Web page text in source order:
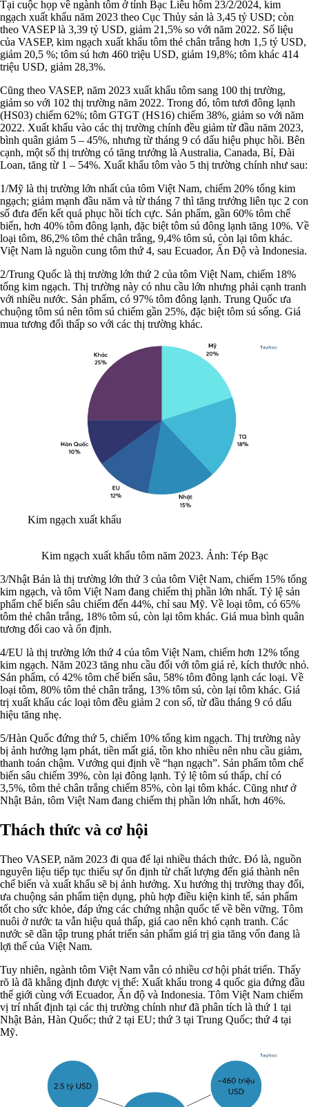
Tại cuộc họp về ngành tôm ở tỉnh Bạc Liêu hôm 23/2/2024, kim
ngạch xuất khẩu năm 2023 theo Cục Thủy sản là 3,45 tỷ USD; còn
theo VASEP là 3,39 tỷ USD, giảm 21,5% so với năm 2022. Số liệu
của VASEP, kim ngạch xuất khẩu tôm thẻ chân trắng hơn 1,5 tỷ USD,
giảm 20,5 %; tôm sú hơn 460 triệu USD, giảm 19,8%; tôm khác 414
triệu USD, giảm 28,3%.
Cũng theo VASEP, năm 2023 xuất khẩu tôm sang 100 thị trường,
giảm so với 102 thị trường năm 2022. Trong đó, tôm tươi đông lạnh
(HS03) chiếm 62%; tôm GTGT (HS16) chiếm 38%, giảm so với năm
2022. Xuất khẩu vào các thị trường chính đều giảm từ đầu năm 2023,
bình quân giảm 5 – 45%, nhưng từ tháng 9 có dấu hiệu phục hồi. Bên
cạnh, một số thị trường có tăng trưởng là Australia, Canada, Bỉ, Đài
Loan, tăng từ 1 – 54%. Xuất khẩu tôm vào 5 thị trường chính như sau:
1/Mỹ là thị trường lớn nhất của tôm Việt Nam, chiếm 20% tổng kim
ngạch; giảm mạnh đầu năm và từ tháng 7 thì tăng trưởng liên tục 2 con
số đưa đến kết quả phục hồi tích cực. Sản phẩm, gần 60% tôm chế
biến, hơn 40% tôm đông lạnh, đặc biệt tôm sú đông lạnh tăng 10%. Về
loại tôm, 86,2% tôm thẻ chân trắng, 9,4% tôm sú, còn lại tôm khác.
Việt Nam là nguồn cung tôm thứ 4, sau Ecuador, Ấn Độ và Indonesia.
2/Trung Quốc là thị trường lớn thứ 2 của tôm Việt Nam, chiếm 18%
tổng kim ngạch. Thị trường này có nhu cầu lớn nhưng phải cạnh tranh
với nhiều nước. Sản phẩm, có 97% tôm đông lạnh. Trung Quốc ưa
chuộng tôm sú nên tôm sú chiếm gần 25%, đặc biệt tôm sú sống. Giá
mua tương đối thấp so với các thị trường khác.
Kim ngạch xuất khẩu
Kim ngạch xuất khẩu tôm năm 2023. Ảnh: Tép Bạc
3/Nhật Bản là thị trường lớn thứ 3 của tôm Việt Nam, chiếm 15% tổng
kim ngạch, và tôm Việt Nam đang chiếm thị phần lớn nhất. Tỷ lệ sản
phẩm chế biến sâu chiếm đến 44%, chỉ sau Mỹ. Về loại tôm, có 65%
tôm thẻ chân trắng, 18% tôm sú, còn lại tôm khác. Giá mua bình quân
tương đối cao và ổn định.
4/EU là thị trường lớn thứ 4 của tôm Việt Nam, chiếm hơn 12% tổng
kim ngạch. Năm 2023 tăng nhu cầu đối với tôm giá rẻ, kích thước nhỏ.
Sản phẩm, có 42% tôm chế biến sâu, 58% tôm đông lạnh các loại. Về
loại tôm, 80% tôm thẻ chân trắng, 13% tôm sú, còn lại tôm khác. Giá
trị xuất khẩu các loại tôm đều giảm 2 con số, từ đầu tháng 9 có dấu
hiệu tăng nhẹ.
5/Hàn Quốc đứng thứ 5, chiếm 10% tổng kim ngạch. Thị trường này
bị ảnh hưởng lạm phát, tiền mất giá, tồn kho nhiều nên nhu cầu giảm,
thanh toán chậm. Vướng qui định về “hạn ngạch”. Sản phẩm tôm chế
biến sâu chiếm 39%, còn lại đông lạnh. Tỷ lệ tôm sú thấp, chỉ có
3,5%, tôm thẻ chân trắng chiếm 85%, còn lại tôm khác. Cũng như ở
Nhật Bản, tôm Việt Nam đang chiếm thị phần lớn nhất, hơn 46%.
Thách thức và cơ hội
Theo VASEP, năm 2023 đi qua để lại nhiều thách thức. Đó là, nguồn
nguyên liệu tiếp tục thiếu sự ổn định từ chất lượng đến giá thành nên
chế biến và xuất khẩu sẽ bị ảnh hưởng. Xu hướng thị trường thay đổi,
ưa chuộng sản phẩm tiện dụng, phù hợp điều kiện kinh tế, sản phẩm
tốt cho sức khỏe, đáp ứng các chứng nhận quốc tế về bền vững. Tôm
nuôi ở nước ta vẫn hiệu quả thấp, giá cao nên khó cạnh tranh. Các
nước sẽ dần tập trung phát triển sản phẩm giá trị gia tăng vốn đang là
lợi thế của Việt Nam.
Tuy nhiên, ngành tôm Việt Nam vẫn có nhiều cơ hội phát triển. Thấy
rõ là đã khẳng định được vị thế: Xuất khẩu trong 4 quốc gia đứng đầu
thế giới cùng với Ecuador, Ấn độ và Indonesia. Tôm Việt Nam chiếm
vị trí nhất định tại các thị trường chính như đã phân tích là thứ 1 tại
Nhật Bản, Hàn Quốc; thứ 2 tại EU; thứ 3 tại Trung Quốc; thứ 4 tại
Mỹ.